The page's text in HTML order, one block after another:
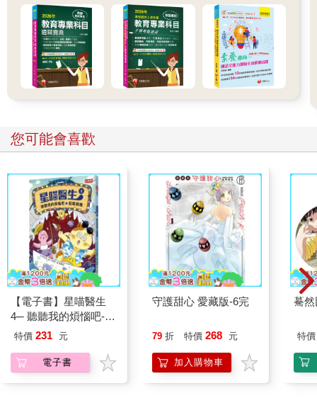
您可能會喜歡
【電子書】星喵醫生
4─ 聽聽我的煩惱吧-假
期挑戰
特價 231 元
電子書
守護甜心 愛藏版-6完
79 折 特價 268 元
加入購物車
驀
特價